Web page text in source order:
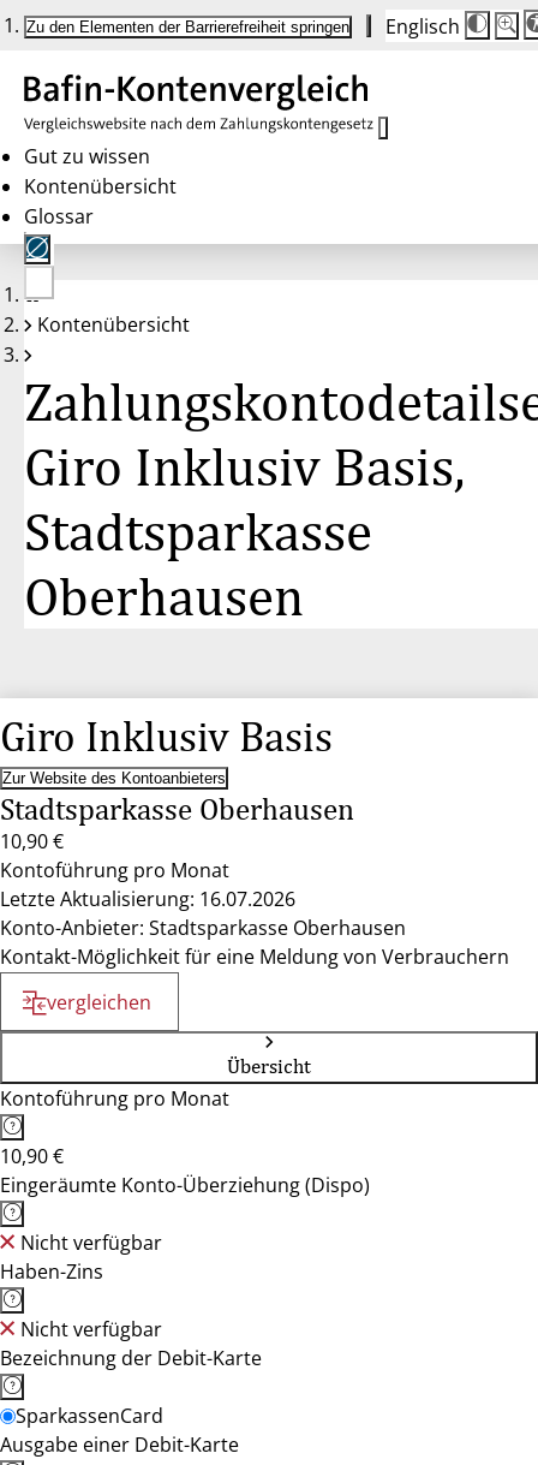
Zu den Elementen der Barrierefreiheit springen Englisch
Die
auf
100
100
Gut zu wissen
Kontenübersicht
Glossar
Keine
Konten
Kontenübersicht
Giro Inklusiv Basis,
Stadtsparkasse
Oberhausen
Giro Inklusiv Basis
Zur Website des Kontoanbieters
Stadtsparkasse Oberhausen
10,90 €
Kontoführung pro Monat
Letzte Aktualisierung: 16.07.2026
Konto-Anbieter: Stadtsparkasse Oberhausen
Kontakt-Möglichkeit für eine Meldung von Verbrauchern
vergleichen
Übersicht
Kontoführung pro Monat
10,90 €
Eingeräumte Konto-Überziehung (Dispo)
Nicht verfügbar
Haben-Zins
Nicht verfügbar
Bezeichnung der Debit-Karte
SparkassenCard
Ausgabe einer Debit-Karte